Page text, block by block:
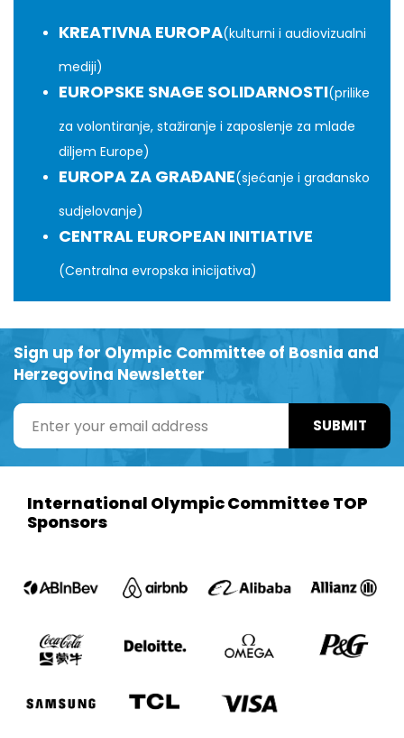
KREATIVNA EUROPA(kulturni i audiovizualni
mediji)
EUROPSKE SNAGE SOLIDARNOSTI(prilike
za volontiranje, stažiranje i zaposlenje za mlade
diljem Europe)
EUROPA ZA GRAĐANE(sjećanje i građansko
sudjelovanje)
CENTRAL EUROPEAN INITIATIVE
(Centralna evropska inicijativa)
Sign up for Olympic Committee of Bosnia and
Herzegovina Newsletter
SUBMIT
International Olympic Committee TOP
Sponsors